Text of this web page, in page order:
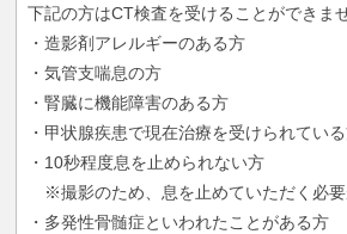
下記の方はCT検査を受けることができませ
・造影剤アレルギーのある方
・気管支喘息の方
・腎臓に機能障害のある方
・甲状腺疾患で現在治療を受けられてい
・10秒程度息を止められない方
※撮影のため、息を止めていただく必要
・多発性骨髄症といわれたことがある方